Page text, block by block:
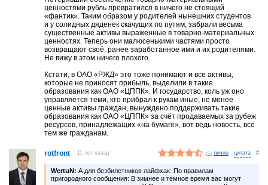
ценностями рубль превратился в ничего не стоящий
«фантик». Таким образом у родителей нынешних студентов
и у солидных дяденек скачущих по путям, забрали весьма
существенные активы выраженные в товарно-материальных
ценностях. Теперь они малюсенькими частями просто
возвращают своё, ранее заработанное ими и их родителями.
Не вижу в этом ничего плохого.
Кстати, в ОАО «РЖД» это тоже понимают и все активы,
которые не приносят прибыль, выделили в такие
образования как ОАО «ЦППК». И государство, коль уж оно
управляется теми, кто прибрал к рукам иные, не менее
ценные активы граждан, вынуждено поддерживать такие
образования как ОАО «ЦППК» за счёт продаваемых за рубеж
ресурсов, принадлежащих «на бумаге», вот ведь новость, всё
тем же гражданам.
rotfront 11 лет назад лично #
WertuN: А для безбилетников лайфхак: По правилам
пригородного сообщения: В зимнее и темное время вас могут